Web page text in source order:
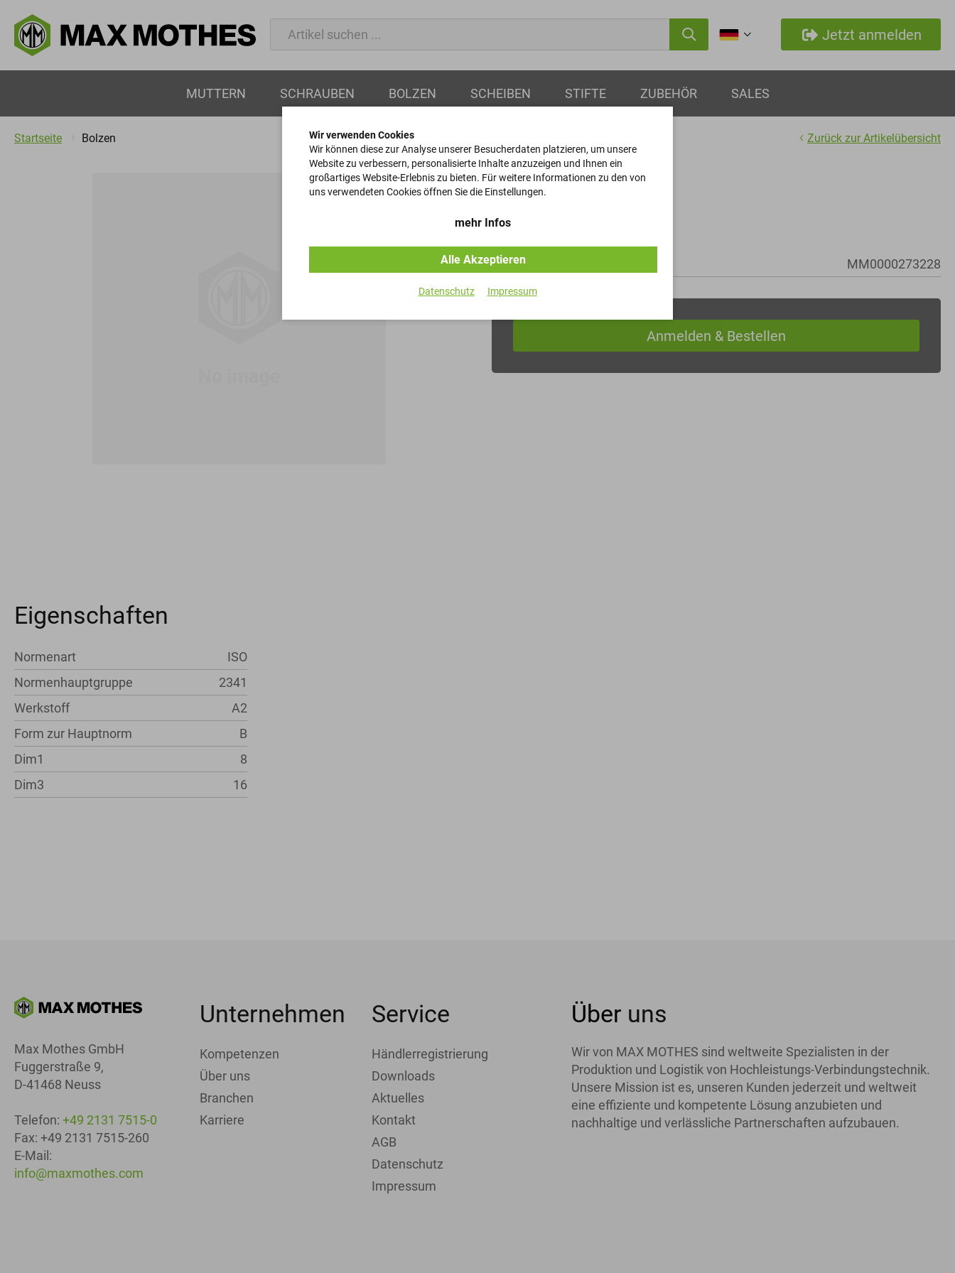
Jetzt anmelden
MUTTERN SCHRAUBEN BOLZEN SCHEIBEN STIFTE ZUBEHÖR SALES
Startseite Bolzen Zurück zur Artikelübersicht
Bolzen
ISO 2341 - A2 - B - 8x16
Artikel-Nr. MM0000273228
Eigenschaften
Normenart
ISO
Normenhauptgruppe
2341
Werkstoff
A2
Form zur Hauptnorm
B
Dim1
8
Dim3
16
Max Mothes GmbH
Fuggerstraße 9,
D-41468 Neuss
Telefon: +49 2131 7515-0
Fax: +49 2131 7515-260
E-Mail:
info@maxmothes.com
Unternehmen
Kompetenzen
Über uns
Branchen
Karriere
Service
Händlerregistrierung
Downloads
Aktuelles
Kontakt
AGB
Datenschutz
Impressum
Über uns
Wir von MAX MOTHES sind weltweite Spezialisten in der
Produktion und Logistik von Hochleistungs-Verbindungstechnik.
Unsere Mission ist es, unseren Kunden jederzeit und weltweit
eine effiziente und kompetente Lösung anzubieten und
nachhaltige und verlässliche Partnerschaften aufzubauen.
Wir verwenden Cookies
Wir können diese zur Analyse unserer Besucherdaten platzieren, um unsere
Website zu verbessern, personalisierte Inhalte anzuzeigen und Ihnen ein
großartiges Website-Erlebnis zu bieten. Für weitere Informationen zu den von
uns verwendeten Cookies öffnen Sie die Einstellungen.
mehr Infos
Alle Akzeptieren
Datenschutz Impressum